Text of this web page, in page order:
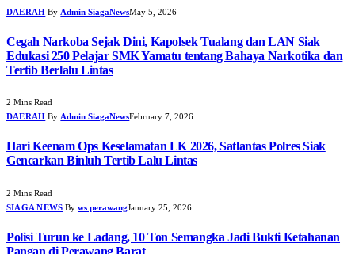
DAERAH By Admin SiagaNewsMay 5, 2026
Cegah Narkoba Sejak Dini, Kapolsek Tualang dan LAN Siak
Edukasi 250 Pelajar SMK Yamatu tentang Bahaya Narkotika dan
Tertib Berlalu Lintas
2 Mins Read
DAERAH By Admin SiagaNewsFebruary 7, 2026
Hari Keenam Ops Keselamatan LK 2026, Satlantas Polres Siak
Gencarkan Binluh Tertib Lalu Lintas
2 Mins Read
SIAGA NEWS By ws perawangJanuary 25, 2026
Polisi Turun ke Ladang, 10 Ton Semangka Jadi Bukti Ketahanan
Pangan di Perawang Barat